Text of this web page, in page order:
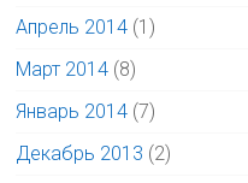
Апрель 2014 (1)
Март 2014 (8)
Январь 2014 (7)
Декабрь 2013 (2)